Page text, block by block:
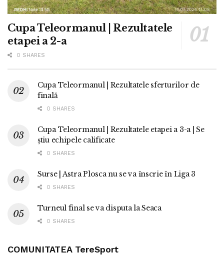
Cupa Teleormanul | Rezultatele
etapei a 2-a
0 SHARES
Cupa Teleormanul | Rezultatele sferturilor de
finală
0 SHARES
Cupa Teleormanul | Rezultatele etapei a 3-a | Se
știu echipele calificate
0 SHARES
Surse | Astra Plosca nu se va înscrie în Liga 3
0 SHARES
Turneul final se va disputa la Seaca
0 SHARES
COMUNITATEA TereSport